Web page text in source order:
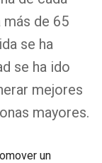
de 65
se ha
se ha ido
mejores
mayores.
un